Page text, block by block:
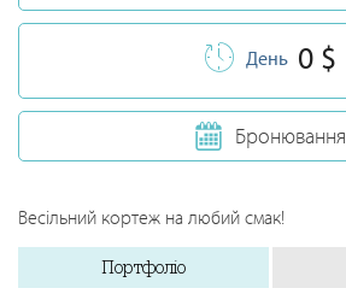
День 0 $
Бронювання
Весільний кортеж на любий смак!
Портфоліо